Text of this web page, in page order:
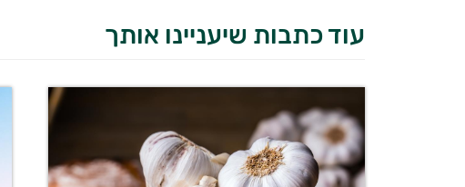
עוד כתבות שיעניינו אותך